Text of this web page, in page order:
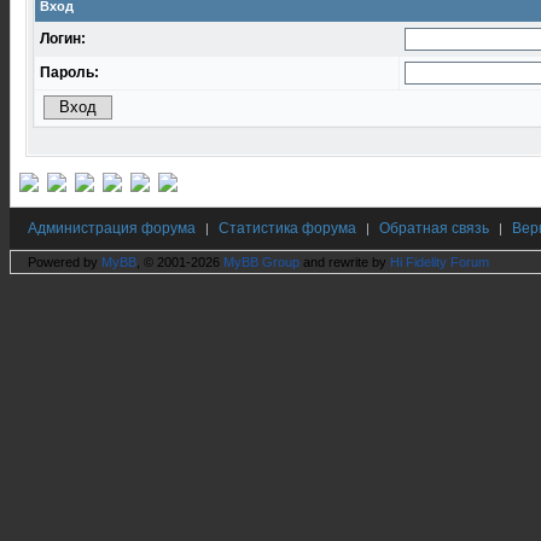
Вход
Логин:
Пароль:
Администрация форума | Статистика форума | Обратная связь |
Powered by MyBB , © 2001-2026 MyBB Group and rewrite by Hi Fidelity Forum